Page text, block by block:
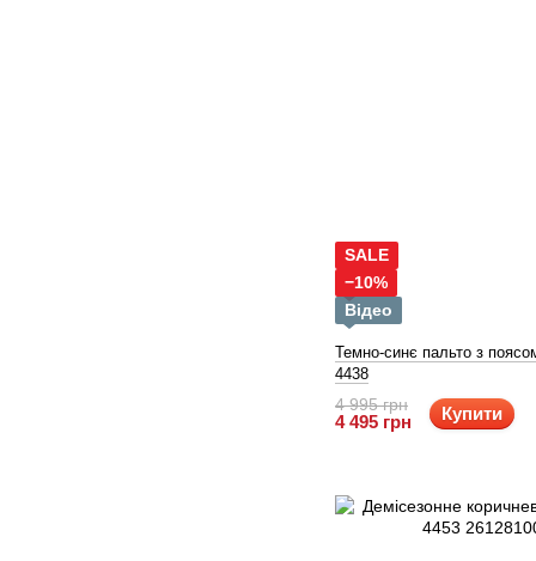
SALE
−10%
Відео
Темно-синє пальто з
4438
4 995 грн
4 495 грн Купити